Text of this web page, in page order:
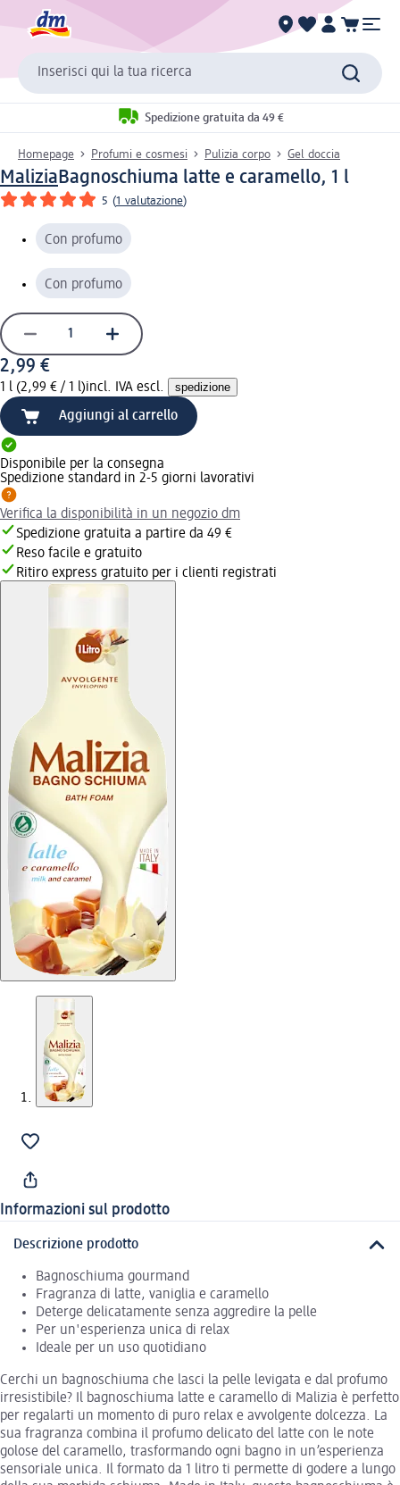
Inserisci qui la tua ricerca
Spedizione gratuita da 49 €
Homepage Profumi e cosmesi Pulizia corpo Gel doccia
MaliziaBagnoschiuma latte e caramello, 1 l
5 (1 valutazione)
Con profumo
Con profumo
2,99 €
1 l (2,99 € / 1 l)incl. IVA escl. spedizione
Aggiungi al carrello
Disponibile per la consegna
Spedizione standard in 2-5 giorni lavorativi
Verifica la disponibilità in un negozio dm
Spedizione gratuita a partire da 49 €
Reso facile e gratuito
Ritiro express gratuito per i clienti registrati
Informazioni sul prodotto
Descrizione prodotto
Bagnoschiuma gourmand
Fragranza di latte, vaniglia e caramello
Deterge delicatamente senza aggredire la pelle
Per un'esperienza unica di relax
Ideale per un uso quotidiano
Cerchi un bagnoschiuma che lasci la pelle levigata e dal profumo
irresistibile? Il bagnoschiuma latte e caramello di Malizia è perfetto
per regalarti un momento di puro relax e avvolgente dolcezza. La
sua fragranza combina il profumo delicato del latte con le note
golose del caramello, trasformando ogni bagno in un’esperienza
sensoriale unica. Il formato da 1 litro ti permette di godere a lungo